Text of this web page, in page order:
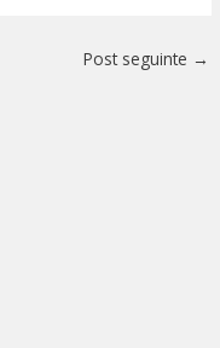
Post seguinte →